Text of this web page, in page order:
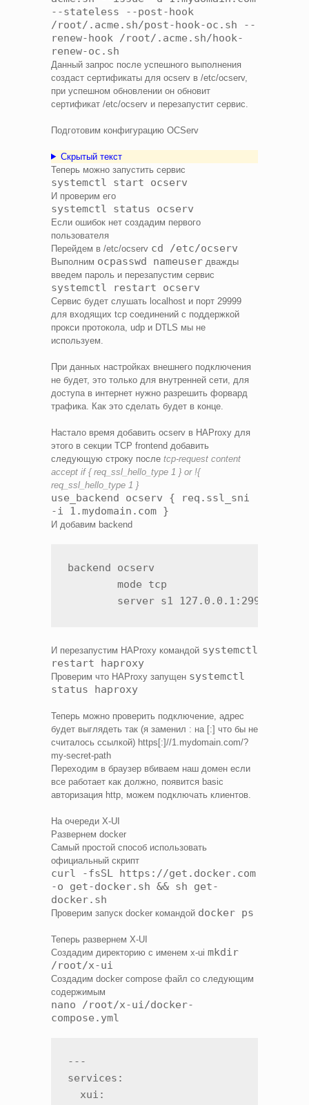
--stateless --post-hook
/root/.acme.sh/post-hook-oc.sh --
renew-hook /root/.acme.sh/hook-
renew-oc.sh
Данный запрос после успешного выполнения
создаст сертификаты для ocserv в /etc/ocserv,
при успешном обновлении он обновит
сертификат /etc/ocserv и перезапустит сервис.
Подготовим конфигурацию OCServ
Скрытый текст
Теперь можно запустить сервис
systemctl start ocserv
И проверим его
systemctl status ocserv
Если ошибок нет создадим первого
пользователя
Перейдем в /etc/ocserv cd /etc/ocserv
Выполним ocpasswd nameuser дважды
введем пароль и перезапустим сервис
systemctl restart ocserv
Сервис будет слушать localhost и порт 29999
для входящих tcp соединений с поддержкой
прокси протокола, udp и DTLS мы не
используем.
При данных настройках внешнего подключения
не будет, это только для внутренней сети, для
доступа в интернет нужно разрешить форвард
трафика. Как это сделать будет в конце.
Настало время добавить ocserv в HAProxy для
этого в секции TCP frontend добавить
следующую строку после tcp-request content
accept if { req_ssl_hello_type 1 } or !{
req_ssl_hello_type 1 }
use_backend ocserv { req.ssl_sni
-i 1.mydomain.com }
И добавим backend
backend ocserv
        mode tcp
server s1 127.0.0.1:29999
И перезапустим HAProxy командой systemctl
restart haproxy
Проверим что HAProxy запущен systemctl
status haproxy
Теперь можно проверить подключение, адрес
будет выглядеть так (я заменил : на [:] что бы не
считалось ссылкой) https[:]//1.mydomain.com/?
my-secret-path
Переходим в браузер вбиваем наш домен если
все работает как должно, появится basic
авторизация http, можем подключать клиентов.
На очереди X-UI
Развернем docker
Самый простой способ использовать
официальный скрипт
curl -fsSL https://get.docker.com
-o get-docker.sh && sh get-
docker.sh
Проверим запуск docker командой docker ps
Теперь развернем X-UI
Создадим директорию с именем x-ui mkdir
/root/x-ui
Создадим docker compose файл со следующим
содержимым
nano /root/x-ui/docker-
compose.yml
---
services:
  xui: